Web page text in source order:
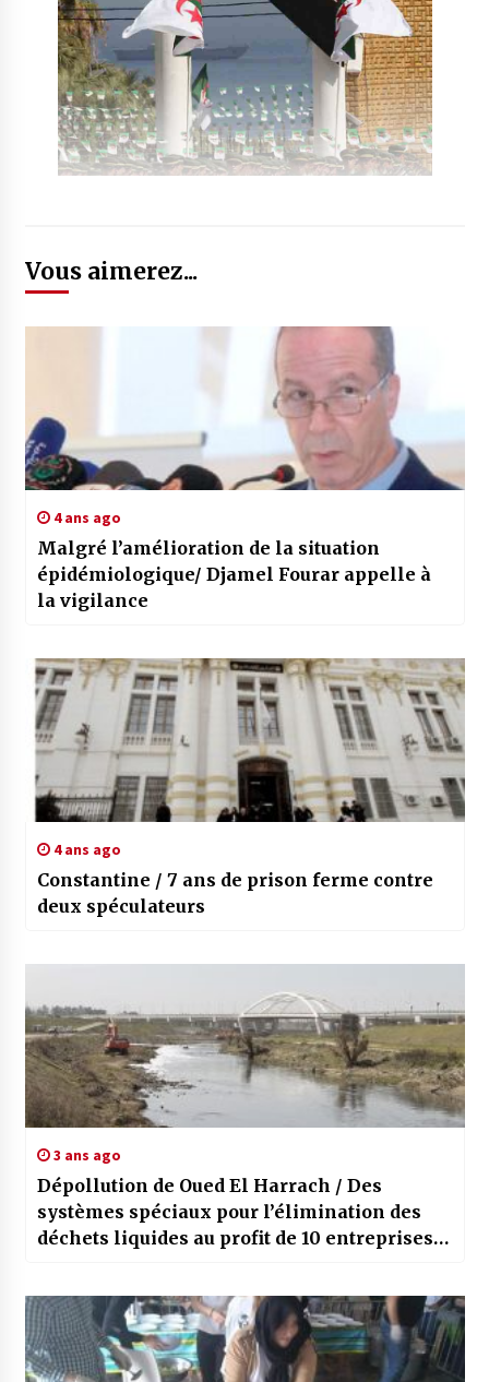
Vous aimerez...
4 ans ago
Malgré l’amélioration de la situation
épidémiologique/ Djamel Fourar appelle à
la vigilance
4 ans ago
Constantine / 7 ans de prison ferme contre
deux spéculateurs
3 ans ago
Dépollution de Oued El Harrach / Des
systèmes spéciaux pour l’élimination des
déchets liquides au profit de 10 entreprises